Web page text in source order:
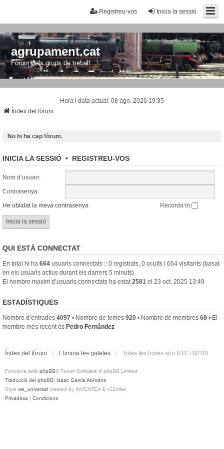
Inicia la sessió
Registreu-vos
agrupament.cat
Fòrum dels grups de treball
Hora i data actual: 08 ago. 2026 19:35
Índex del fòrum
No hi ha cap fòrum.
INICIA LA SESSIÓ • REGISTREU-VOS
Nom d’usuari:
Contrasenya:
He oblidat la meva contrasenya
Recorda’m
QUI ESTÀ CONNECTAT
En total hi ha 664 usuaris connectats :: 0 registrats, 0 ocults i 664 visitants (basat
en els usuaris actius durant els darrers 5 minuts)
El nombre màxim d’usuaris connectats ha estat 2581 el 23 oct. 2025 13:49
ESTADÍSTIQUES
Nombre d’entrades 4097 • Nombre de temes 920 • Nombre de membres 68 • El
membre més recent és Pedro Fernández
Índex del fòrum Elimina les galetes Totes les hores són UTC+02:00
Funciona amb phpBB® Forum Software © phpBB Limited
Traducció del phpBB: Isaac Garcia Abrodos
Style we_universal created by INVENTEA & v12mike
Privadesa | Condicions